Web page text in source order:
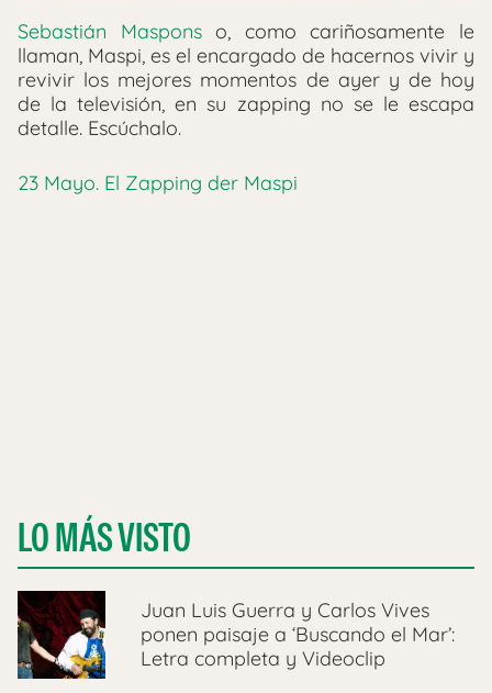
Sebastián Masponso, como cariñosamente le
llaman, Maspi, es el encargado de hacernos vivir y
revivir los mejores momentos de ayer y de hoy
de la televisión, en su zapping no se le escapa
detalle. Escúchalo.
23 Mayo. El Zapping der Maspi
LO MÁS VISTO
Juan Luis Guerra y Carlos Vives
ponen paisaje a ‘Buscando el Mar’:
Letra completa y Videoclip